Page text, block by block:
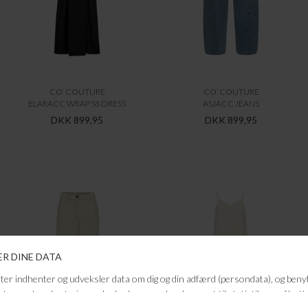
CO`COUTURE
ELARACC WRAP SS DRESS
DKK 899,95
CO`COUTURE
ASJACC JEANS
DKK 899,95